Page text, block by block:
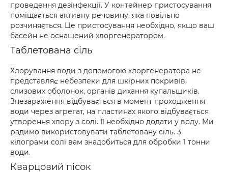
проведення дезінфекції. У контейнер пристосування
поміщається активну речовину, яка повільно
розчиняється. Це пристосування необхідно, якщо ваш
басейн не оснащений хлоргенератором.
Таблетована сіль
Хлорування води з допомогою хлоргенератора не
представляє небезпеки для шкірних покривів,
слизових оболонок, органів дихання купальщиків.
Знезараження відбувається в момент проходження
води через агрегат, на пластинах якого відбувається
утворення хлору з солі. Її необхідно додати у воду. Ми
радимо використовувати таблетовану сіль. 3
кілограми солі вам знадобиться для обробки 1 тонни
води.
Кварцовий пісок